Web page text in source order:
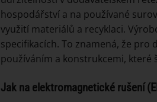
hospodářství a na používané
využití materiálů a recyklaci.
specifikacích. To znamená, že
používáním a konstrukcemi, které
Jak na elektromagnetické rušení